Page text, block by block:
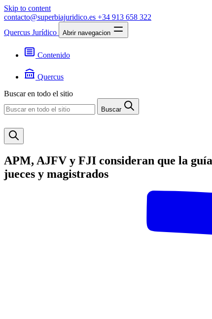
Skip to content
contacto@superbiajuridico.es +34 913 658 322
Quercus Jurídico
Abrir navegacion
Contenido
Noticias
Quercus
Contacto
Buscar en todo el sitio
Buscar
APM, AJFV y FJI consideran que la
jueces y magistrados